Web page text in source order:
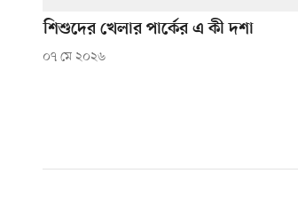
শিশুদের খেলার পার্কের এ কী দশা
০৭ মে ২০২৬